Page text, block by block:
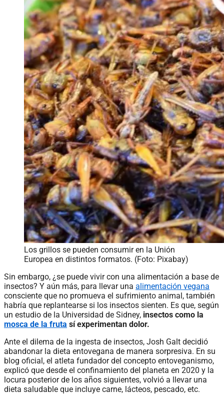
Los grillos se pueden consumir en la Unión
Europea en distintos formatos. (Foto: Pixabay)
Sin embargo, ¿se puede vivir con una alimentación a base de
insectos? Y aún más, para llevar una alimentación vegana
consciente que no promueva el sufrimiento animal, también
habría que replantearse si los insectos sienten. Es que, según
un estudio de la Universidad de Sidney, insectos como la
mosca de la fruta sí experimentan dolor.
Ante el dilema de la ingesta de insectos, Josh Galt decidió
abandonar la dieta entovegana de manera sorpresiva. En su
blog oficial, el atleta fundador del concepto entoveganismo,
explicó que desde el confinamiento del planeta en 2020 y la
locura posterior de los años siguientes, volvió a llevar una
dieta saludable que incluye carne, lácteos, pescado, etc.